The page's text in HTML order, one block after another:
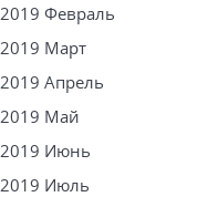
2019 Февраль
2019 Март
2019 Апрель
2019 Май
2019 Июнь
2019 Июль